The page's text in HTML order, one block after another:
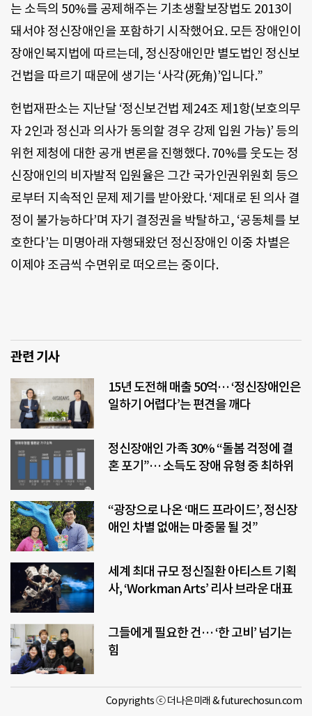
는 소득의 50%를 공제해주는 기초생활보장법도 2013이
돼서야 정신장애인을 포함하기 시작했어요. 모든 장애인이
장애인복지법에 따르는데, 정신장애인만 별도법인 정신보
건법을 따르기 때문에 생기는 ‘사각(死角)’입니다.”
헌법재판소는 지난달 ‘정신보건법 제24조 제1항(보호의무
자 2인과 정신과 의사가 동의할 경우 강제 입원 가능)’ 등의
위헌 제청에 대한 공개 변론을 진행했다. 70%를 웃도는 정
신장애인의 비자발적 입원율은 그간 국가인권위원회 등으
로부터 지속적인 문제 제기를 받아왔다. ‘제대로 된 의사 결
정이 불가능하다’며 자기 결정권을 박탈하고, ‘공동체를 보
호한다’는 미명아래 자행돼왔던 정신장애인 이중 차별은
이제야 조금씩 수면위로 떠오르는 중이다.
관련 기사
15년 도전해 매출 50억… ‘정신장애인은
일하기 어렵다’는 편견을 깨다
정신장애인 가족 30% “돌봄 걱정에 결
혼 포기”… 소득도 장애 유형 중 최하위
“광장으로 나온 ‘매드 프라이드’, 정신장
애인 차별 없애는 마중물 될 것”
세계 최대 규모 정신질환 아티스트 기획
사, ‘Workman Arts’ 리사 브라운 대표
그들에게 필요한 건… ‘한 고비’ 넘기는
힘
Copyrights ⓒ 더나은미래 & futurechosun.com